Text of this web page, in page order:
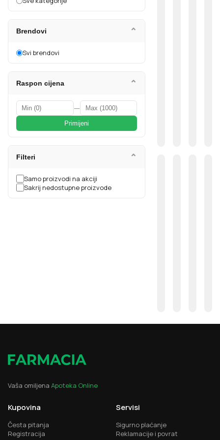
Brendovi ⌄
Svi brendovi
Raspon cijena ⌄
—
Primijeni
Filteri ⌄
Samo proizvodi na akciji
Sakrij nedostupne proizvode
Vaša omiljena Apoteka Online
Kupovina
Česta pitanja
Registracija
Servisi
Sigurno plaćanje
Reklamacije i povrat